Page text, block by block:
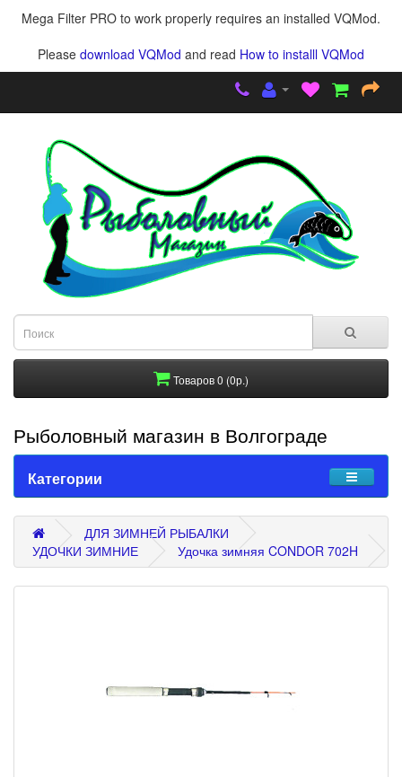
Mega Filter PRO to work properly requires an installed VQMod.
Please download VQMod and read How to installl VQMod
Товаров 0 (0р.)
Рыболовный магазин в Волгограде
Категории
ДЛЯ ЗИМНЕЙ РЫБАЛКИ
УДОЧКИ ЗИМНИЕ
Удочка зимняя CONDOR 702H